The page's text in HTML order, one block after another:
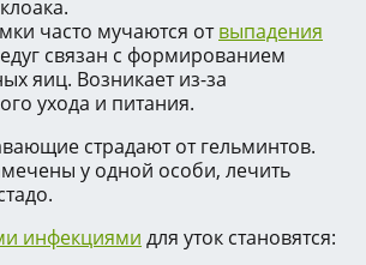
часто мучаются отвыпадения
связан с формированием
яиц. Возникает из-за
ухода и питания.
страдают от гельминтов.
у одной особи, лечить
инфекциями для уток становятся: